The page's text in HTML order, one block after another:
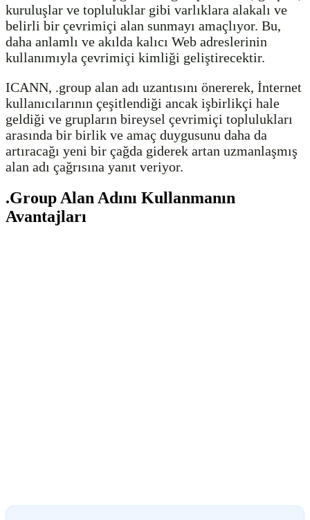
kuruluşlar ve topluluklar gibi varlıklara alakalı ve
belirli bir çevrimiçi alan sunmayı amaçlıyor. Bu,
daha anlamlı ve akılda kalıcı Web adreslerinin
kullanımıyla çevrimiçi kimliği geliştirecektir.
ICANN, .group alan adı uzantısını önererek, İnternet
kullanıcılarının çeşitlendiği ancak işbirlikçi hale
geldiği ve grupların bireysel çevrimiçi toplulukları
arasında bir birlik ve amaç duygusunu daha da
artıracağı yeni bir çağda giderek artan uzmanlaşmış
alan adı çağrısına yanıt veriyor.
.Group Alan Adını Kullanmanın
Avantajları